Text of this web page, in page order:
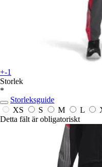
+-1
Storlek
*
Storleksguide
XS
S M L
Detta fält är obligatoriskt